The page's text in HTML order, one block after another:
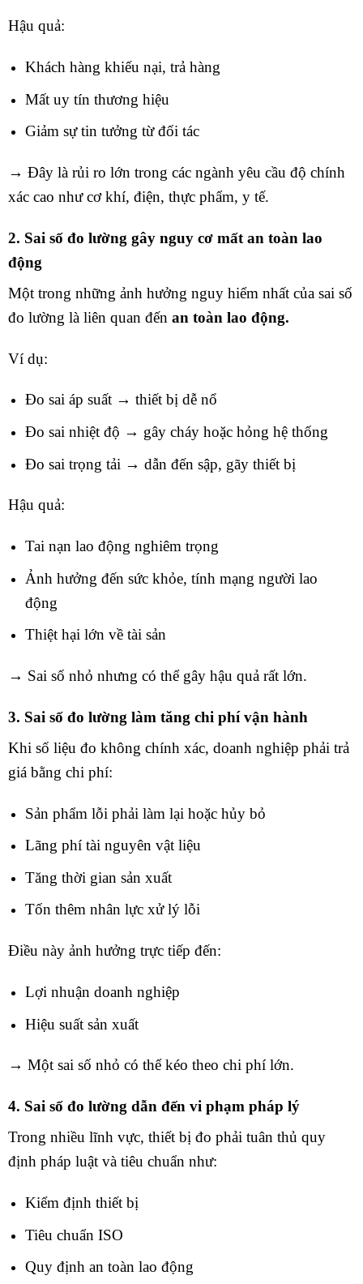
Hậu quả:
Khách hàng khiếu nại, trả hàng
Mất uy tín thương hiệu
Giảm sự tin tưởng từ đối tác
→ Đây là rủi ro lớn trong các ngành yêu cầu độ chính
xác cao như cơ khí, điện, thực phẩm, y tế.
2. Sai số đo lường gây nguy cơ mất an toàn lao
động
Một trong những ảnh hưởng nguy hiểm nhất của sai số
đo lường là liên quan đến an toàn lao động.
Ví dụ:
Đo sai áp suất → thiết bị dễ nổ
Đo sai nhiệt độ → gây cháy hoặc hỏng hệ thống
Đo sai trọng tải → dẫn đến sập, gãy thiết bị
Hậu quả:
Tai nạn lao động nghiêm trọng
Ảnh hưởng đến sức khỏe, tính mạng người lao
động
Thiệt hại lớn về tài sản
→ Sai số nhỏ nhưng có thể gây hậu quả rất lớn.
3. Sai số đo lường làm tăng chi phí vận hành
Khi số liệu đo không chính xác, doanh nghiệp phải trả
giá bằng chi phí:
Sản phẩm lỗi phải làm lại hoặc hủy bỏ
Lãng phí tài nguyên vật liệu
Tăng thời gian sản xuất
Tốn thêm nhân lực xử lý lỗi
Điều này ảnh hưởng trực tiếp đến:
Lợi nhuận doanh nghiệp
Hiệu suất sản xuất
→ Một sai số nhỏ có thể kéo theo chi phí lớn.
4. Sai số đo lường dẫn đến vi phạm pháp lý
Trong nhiều lĩnh vực, thiết bị đo phải tuân thủ quy
định pháp luật và tiêu chuẩn như:
Kiểm định thiết bị
Tiêu chuẩn ISO
Quy định an toàn lao động